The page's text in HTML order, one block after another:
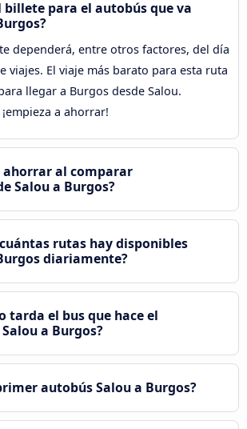
billete para el autobús que va
dependerá, entre otros factores, del día
viajes. El viaje más barato para esta ruta
llegar a Burgos desde Salou.
a ahorrar!
ahorrar al comparar
Salou a Burgos?
rutas hay disponibles
diariamente?
tarda el bus que hace el
a Burgos?
autobús Salou a Burgos?